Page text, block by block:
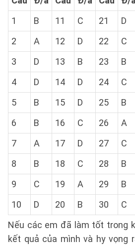
1
B 11 C 21 D
2
A 12 D 22 C
3
D 13 B 23 B
4
D 14 D 24 C
5
B 15 D 25 B
6
B 16 C 26 A
7
A 17 D 27 C
8
B 18 C 28 B
9
C 19 A 29 B
10
D 20 B 30 C
Nếu các em đã làm tốt trong
kết quả của mình và hy vọng